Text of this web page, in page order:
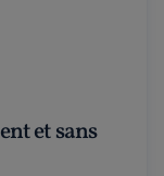
et sans